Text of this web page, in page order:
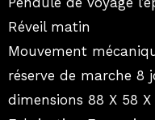
Réveil matin
Mouvement
réserve de marche 8
dimensions 88 X 58